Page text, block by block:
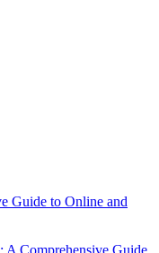
Guide to Online and
A Comprehensive Guide